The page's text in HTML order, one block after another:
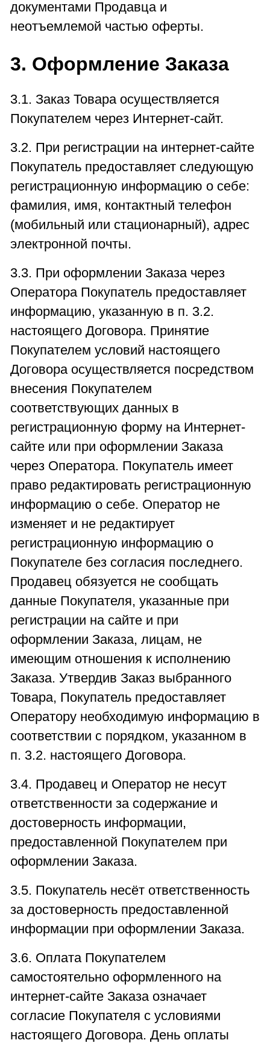
документами Продавца и
неотъемлемой частью оферты.
3. Оформление Заказа
3.1. Заказ Товара осуществляется
Покупателем через Интернет-сайт.
3.2. При регистрации на интернет-сайте
Покупатель предоставляет следующую
регистрационную информацию о себе:
фамилия, имя, контактный телефон
(мобильный или стационарный), адрес
электронной почты.
3.3. При оформлении Заказа через
Оператора Покупатель предоставляет
информацию, указанную в п. 3.2.
настоящего Договора. Принятие
Покупателем условий настоящего
Договора осуществляется посредством
внесения Покупателем
соответствующих данных в
регистрационную форму на Интернет-
сайте или при оформлении Заказа
через Оператора. Покупатель имеет
право редактировать регистрационную
информацию о себе. Оператор не
изменяет и не редактирует
регистрационную информацию о
Покупателе без согласия последнего.
Продавец обязуется не сообщать
данные Покупателя, указанные при
регистрации на сайте и при
оформлении Заказа, лицам, не
имеющим отношения к исполнению
Заказа. Утвердив Заказ выбранного
Товара, Покупатель предоставляет
Оператору необходимую информацию в
соответствии с порядком, указанном в
п. 3.2. настоящего Договора.
3.4. Продавец и Оператор не несут
ответственности за содержание и
достоверность информации,
предоставленной Покупателем при
оформлении Заказа.
3.5. Покупатель несёт ответственность
за достоверность предоставленной
информации при оформлении Заказа.
3.6. Оплата Покупателем
самостоятельно оформленного на
интернет-сайте Заказа означает
согласие Покупателя с условиями
настоящего Договора. День оплаты